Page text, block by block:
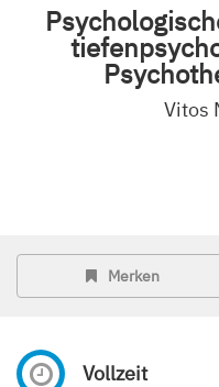
Vitos
Merken
Vollzeit